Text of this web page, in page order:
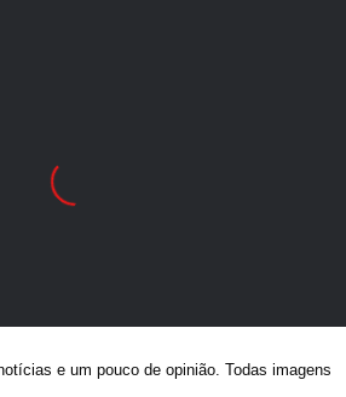
e um pouco de opinião. Todas imagens